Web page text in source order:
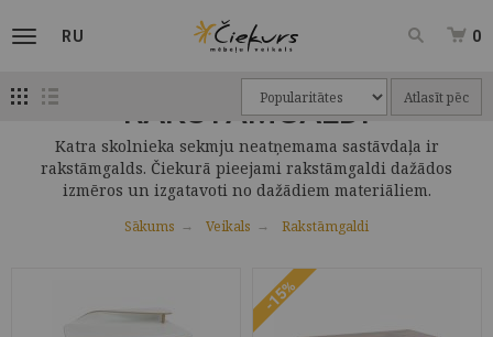
RU 0
RAKSTĀMGALDI
Katra skolnieka sekmju neatņemama sastāvdaļa ir
rakstāmgalds. Čiekurā pieejami rakstāmgaldi dažādos
izmēros un izgatavoti no dažādiem materiāliem.
Sākums Veikals Rakstāmgaldi
Atlasīt pēc
-15%